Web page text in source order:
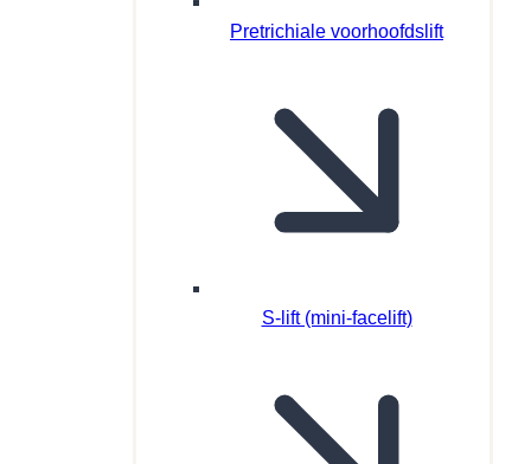
Pretrichiale voorhoofdslift
S-lift (mini-facelift)